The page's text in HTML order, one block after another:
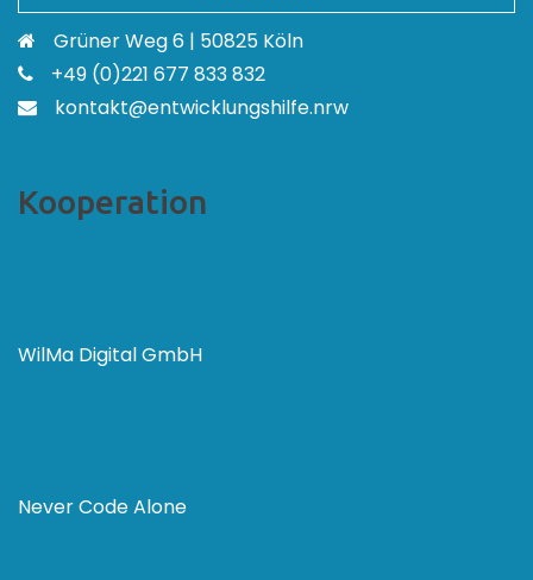
Grüner Weg 6 | 50825 Köln
+49 (0)221 677 833 832
kontakt@entwicklungshilfe.nrw
Kooperation
WilMa Digital GmbH
Never Code Alone